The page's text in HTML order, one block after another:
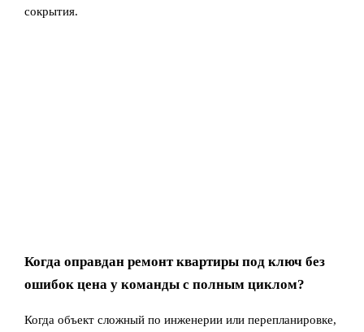
сокрытия.
Когда оправдан ремонт квартиры под ключ без
ошибок цена у команды с полным циклом?
Когда объект сложный по инженерии или перепланировке,